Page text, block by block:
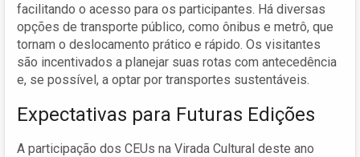
facilitando o acesso para os participantes. Há diversas
opções de transporte público, como ônibus e metrô, que
tornam o deslocamento prático e rápido. Os visitantes
são incentivados a planejar suas rotas com antecedência
e, se possível, a optar por transportes sustentáveis.
Expectativas para Futuras Edições
A participação dos CEUs na Virada Cultural deste ano